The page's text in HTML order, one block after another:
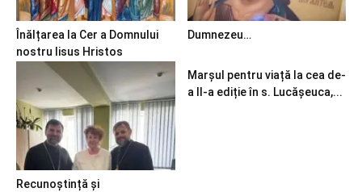
Înălțarea la Cer a Domnului
nostru Iisus Hristos
Dumnezeu…
Recunoștință și
Marșul pentru viață la cea de-
a II-a ediție în s. Lucășeuca,...